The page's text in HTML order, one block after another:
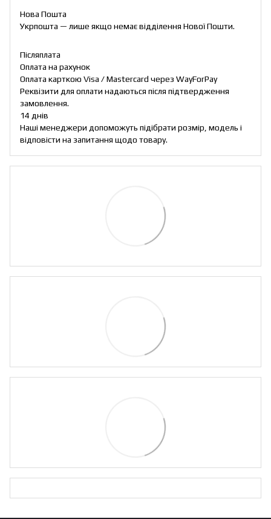
Нова Пошта
Укрпошта — лише якщо немає відділення Нової Пошти.
Післяплата
Оплата на рахунок
Оплата карткою Visa / Mastercard через WayForPay
Реквізити для оплати надаються після підтвердження
замовлення.
14 днів
Наші менеджери допоможуть підібрати розмір, модель і
відповісти на запитання щодо товару.